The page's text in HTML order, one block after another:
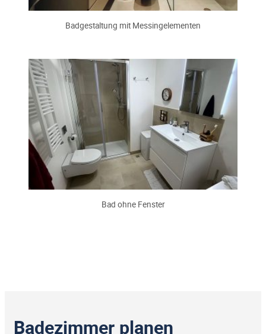
Badgestaltung mit Messingelementen
Bad ohne Fenster
Badezimmer planen